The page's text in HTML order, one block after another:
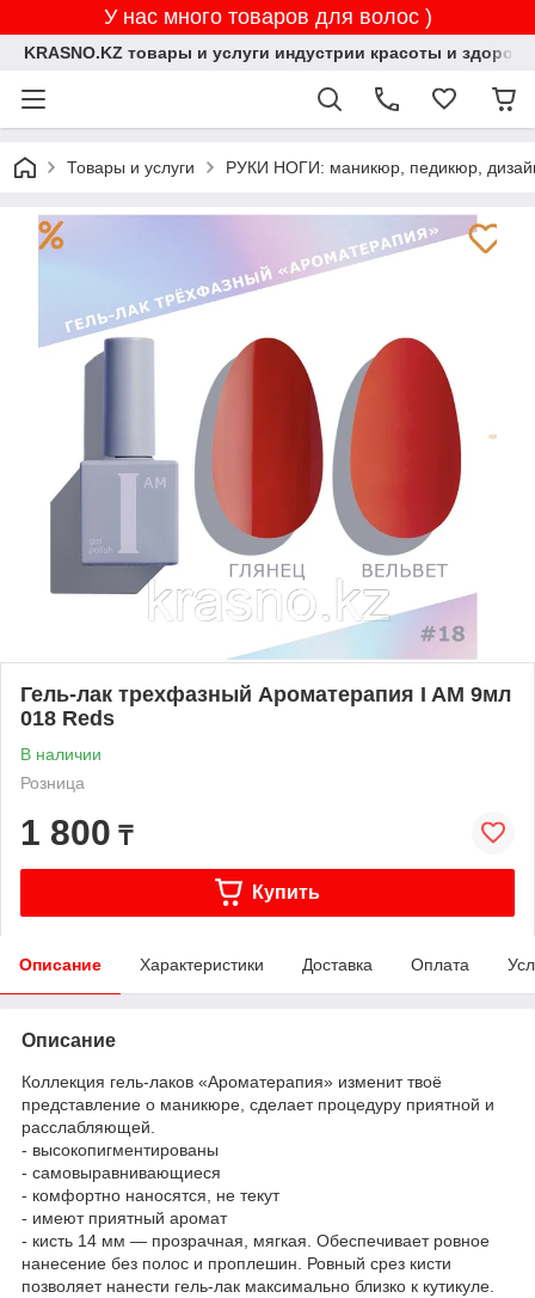
У нас много товаров для волос )
KRASNO.KZ товары и услуги индустрии красоты и
Товары и услуги РУКИ НОГИ: маникюр, педикюр,
Гель-лак трехфазный Ароматерапия I AM 9мл
018 Reds
В наличии
Розница
1 800 ₸
Купить
Описание Характеристики Доставка Оплата
Описание
Коллекция гель-лаков «Ароматерапия» изменит твоё
представление о маникюре, сделает процедуру приятной и
расслабляющей.
- высокопигментированы
- самовыравнивающиеся
- комфортно наносятся, не текут
- имеют приятный аромат
- кисть 14 мм — прозрачная, мягкая. Обеспечивает ровное
нанесение без полос и проплешин. Ровный срез кисти
позволяет нанести гель-лак максимально близко к кутикуле.